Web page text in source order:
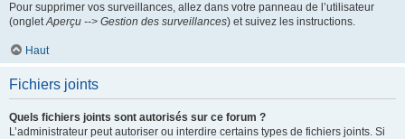
Pour supprimer vos surveillances, allez dans votre panneau de l’utilisateur
(ongletAperçu --> Gestion des surveillances) et suivez les instructions.
Haut
Fichiers joints
Quels fichiers joints sont autorisés sur ce forum ?
L’administrateur peut autoriser ou interdire certains types de fichiers joints. Si